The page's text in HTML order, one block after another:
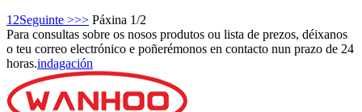
1 2Seguinte >>> Páxina 1/2
Para consultas sobre os nosos produtos ou lista de prezos, déixanos
o teu correo electrónico e poñerémonos en contacto nun prazo de 24
horas.indagación